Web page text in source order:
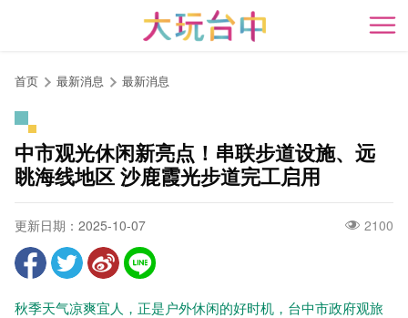
开
首页 最新消息 最新消息
中市观光休闲新亮点！串联步道设施、远
眺海线地区 沙鹿霞光步道完工启用
更新日期：2025-10-07 2100
秋季天气凉爽宜人，正是户外休闲的好时机，台中市政府观旅